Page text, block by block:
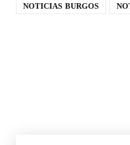
NOTICIAS BURGOS